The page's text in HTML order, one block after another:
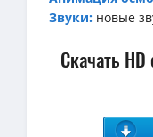
Звуки: новые
Скачать